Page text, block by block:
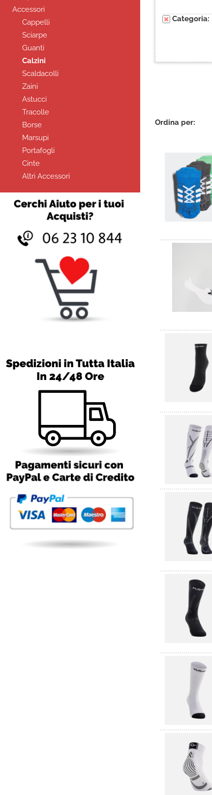
Accessori
Cappelli
Sciarpe
Guanti
Calzini
Scaldacolli
Zaini
Astucci
Tracolle
Borse
Marsupi
Portafogli
Cinte
Altri Accessori
Categoria:
Ordina per: